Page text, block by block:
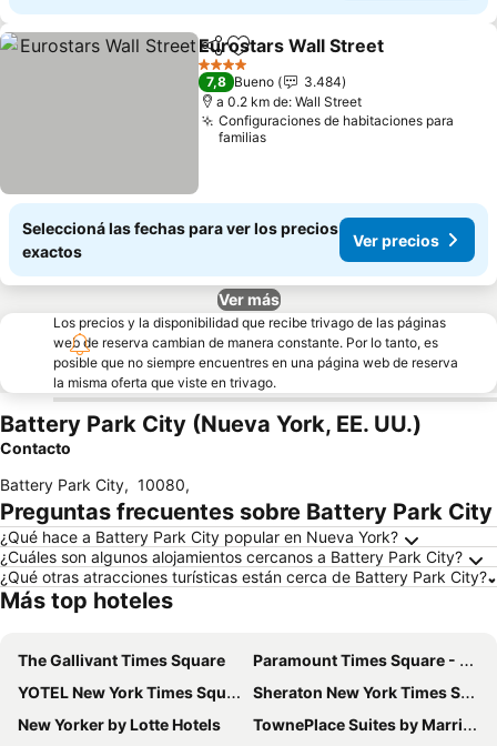
CompartirAñadir a favoritos
Eurostars Wall Street
4 Estrellas
7,8 Bueno
3.484
a 0.2 km de: Wall Street
Configuraciones de habitaciones para
familias
Seleccioná las fechas para ver los precios
exactos
Ver precios
Ver más
Los precios y la disponibilidad que recibe trivago de las páginas
web de reserva cambian de manera constante. Por lo tanto, es
posible que no siempre encuentres en una página web de reserva
la misma oferta que viste en trivago.
Battery Park City (Nueva York, EE. UU.)
Contacto
Battery Park City, 10080,
Preguntas frecuentes sobre Battery Park City
¿Qué hace a Battery Park City popular en Nueva York?
¿Cuáles son algunos alojamientos cercanos a Battery Park City?
¿Qué otras atracciones turísticas están cerca de Battery Park City?
Más top hoteles
The Gallivant Times Square
Paramount Times Square - A Generator Hotel
YOTEL New York Times Square
Sheraton New York Times Square Hotel
New Yorker by Lotte Hotels
TownePlace Suites by Marriott New York Long Island City/Manhattan View